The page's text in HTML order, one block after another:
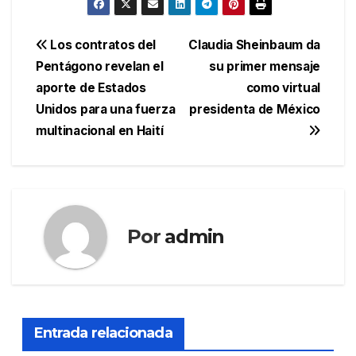
Navegación
de
entradas
Claudia Sheinbaum da
su primer mensaje
como virtual
presidenta de México
Los contratos del
Pentágono revelan el
aporte de Estados
Unidos para una fuerza
multinacional en Haití
Por admin
Entrada relacionada